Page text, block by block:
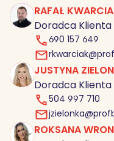
RK
RAFAŁ
Doradca Klienta
690 157 649
JZ
JUSTYNA
Doradca Klienta
504 997 710
RW ROKSANA